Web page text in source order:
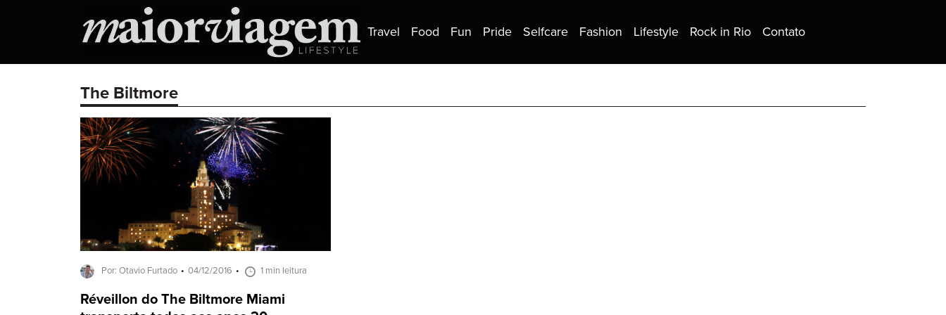
Travel Food Fun Pride Selfcare Fashion Lifestyle Rock in Rio Contato
The Biltmore
Por: Otavio Furtado 04/12/2016 1 min leitura
Réveillon do The Biltmore Miami